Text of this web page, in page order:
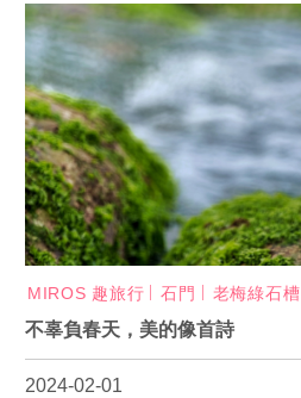
MIROS 趣旅行 石門 老梅綠石槽
不辜負春天，美的像首詩
2024-02-01